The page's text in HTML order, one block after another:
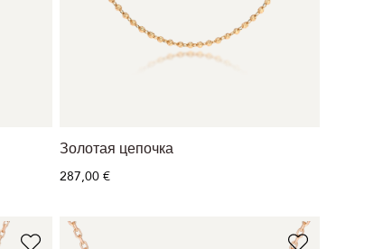
Золотая цепочка
287,00 €